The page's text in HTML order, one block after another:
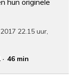
hun originele
22.15 uur,
46 min